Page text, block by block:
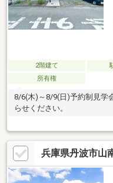
2階建て
所有権
8/6(木)～8/9(日)予約制見学
らせください。
兵庫県丹波市山